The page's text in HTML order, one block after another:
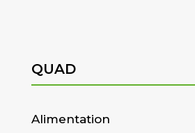
QUAD
Alimentation